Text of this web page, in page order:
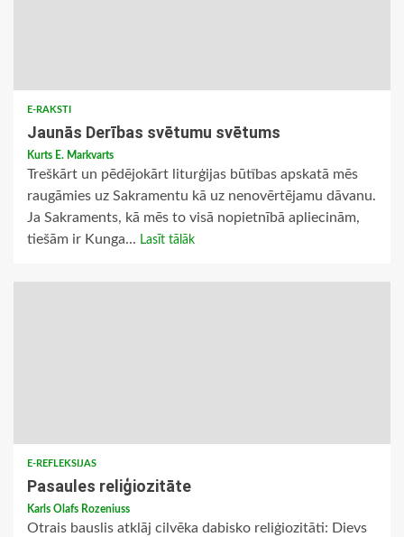
E-RAKSTI
Jaunās Derības svētumu svētums
Kurts E. Markvarts
Treškārt un pēdējokārt liturģijas būtības apskatā mēs
raugāmies uz Sakramentu kā uz nenovērtējamu dāvanu.
Ja Sakraments, kā mēs to visā nopietnībā apliecinām,
tiešām ir Kunga... Lasīt tālāk
E-REFLEKSIJAS
Pasaules reliģiozitāte
Karls Olafs Rozeniuss
Otrais bauslis atklāj cilvēka dabisko reliģiozitāti: Dievs